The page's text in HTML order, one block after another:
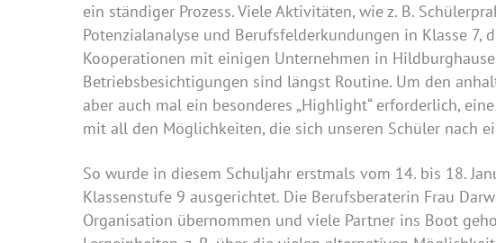
ein ständiger Prozess. Viele Aktivitäten, wie z. B.
Potenzialanalyse und Berufsfelderkundungen in Klasse 7,
Kooperationen mit einigen Unternehmen in
Betriebsbesichtigungen sind längst Routine. Um den
aber auch mal ein besonderes „Highlight“ erforderlich,
mit all den Möglichkeiten, die sich unseren Schüler nach
So wurde in diesem Schuljahr erstmals vom 14. bis 18.
Klassenstufe 9 ausgerichtet. Die Berufsberaterin Frau
Organisation übernommen und viele Partner ins Boot